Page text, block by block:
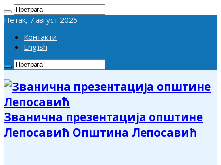
Петак, 7.август 2026
Контакти
English
Званична презентација општине
Лепосавић Општина Лепосавић